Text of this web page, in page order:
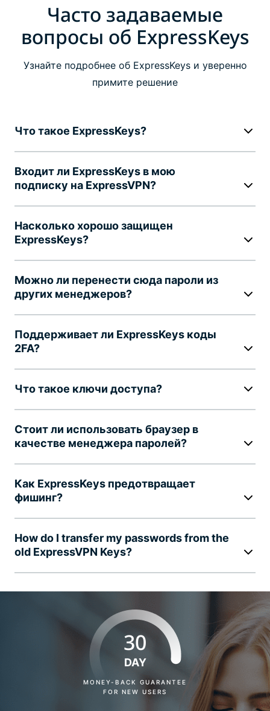
Часто задаваемые
вопросы об ExpressKeys
Узнайте подробнее об ExpressKeys и уверенно
примите решение
Что такое ExpressKeys?
Входит ли ExpressKeys в мою
подписку на ExpressVPN?
Насколько хорошо защищен
ExpressKeys?
Можно ли перенести сюда пароли из
других менеджеров?
Поддерживает ли ExpressKeys коды
2FA?
Что такое ключи доступа?
Стоит ли использовать браузер в
качестве менеджера паролей?
Как ExpressKeys предотвращает
фишинг?
How do I transfer my passwords from the
old ExpressVPN Keys?
30
DAY
MONEY-BACK GUARANTEE
FOR NEW USERS